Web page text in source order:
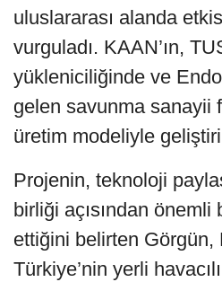
uluslararası alanda
vurguladı. KAAN’ın,
yükleniciliğinde ve
gelen savunma sanayii
üretim modeliyle
Projenin, teknoloji
birliği açısından önemli
ettiğini belirten Görgün,
Türkiye’nin yerli